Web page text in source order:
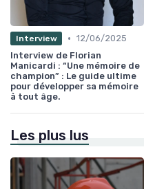
Interview • 12/06/2025
Interview de Florian
Manicardi : “Une mémoire de
champion” : Le guide ultime
pour développer sa mémoire
à tout âge.
Les plus lus